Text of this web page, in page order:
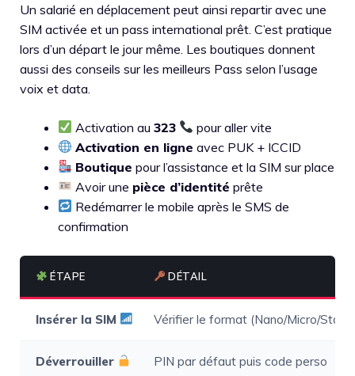
Un salarié en déplacement peut ainsi repartir avec une
SIM activée et un pass international prêt. C’est pratique
lors d’un départ le jour même. Les boutiques donnent
aussi des conseils sur les meilleurs Pass selon l’usage
voix et data.
Activation au323
pour aller vite
Activation en ligne avec PUK + ICCID
Boutique pour l’assistance et la SIM sur place
Avoir une pièce d’identité prête
Redémarrer le mobile après le SMS de
confirmation
ÉTAPE DÉTAIL
Insérer la SIM Vérifier le format (Nano/Micro/
Déverrouiller PIN par défaut puis code perso